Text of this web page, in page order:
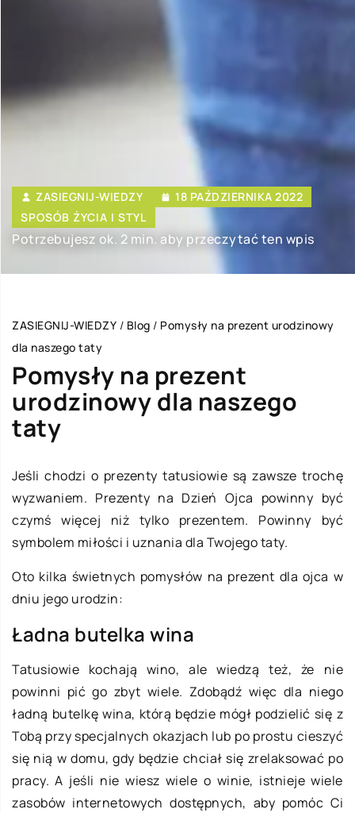
ZASIEGNIJ-WIEDZY
18 PAŹDZIERNIKA 2022
SPOSÓB ŻYCIA I STYL
Potrzebujesz ok. 2 min. aby przeczytać ten wpis
ZASIEGNIJ-WIEDZY / Blog / Pomysły na prezent urodzinowy
dla naszego taty
Pomysły na prezent
urodzinowy dla naszego
taty
Jeśli chodzi o prezenty tatusiowie są zawsze trochę
wyzwaniem. Prezenty na Dzień Ojca powinny być
czymś więcej niż tylko prezentem. Powinny być
symbolem miłości i uznania dla Twojego taty.
Oto kilka świetnych pomysłów na prezent dla ojca w
dniu jego urodzin:
Ładna butelka wina
Tatusiowie kochają wino, ale wiedzą też, że nie
powinni pić go zbyt wiele. Zdobądź więc dla niego
ładną butelkę wina, którą będzie mógł podzielić się z
Tobą przy specjalnych okazjach lub po prostu cieszyć
się nią w domu, gdy będzie chciał się zrelaksować po
pracy. A jeśli nie wiesz wiele o winie, istnieje wiele
zasobów internetowych dostępnych, aby pomóc Ci